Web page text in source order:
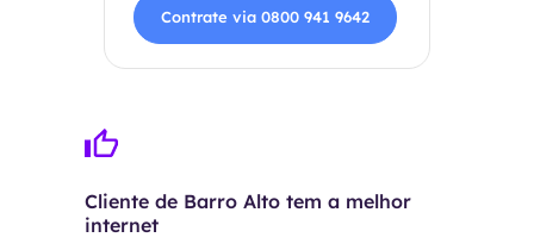
Contrate via 0800 941 9642
Cliente de Barro Alto tem a melhor
internet